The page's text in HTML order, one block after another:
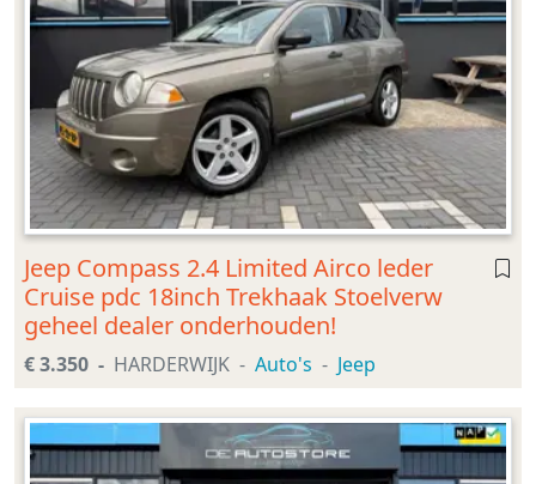
Jeep Compass 2.4 Limited Airco leder
Cruise pdc 18inch Trekhaak Stoelverw
geheel dealer onderhouden!
€ 3.350 HARDERWIJK Auto's Jeep